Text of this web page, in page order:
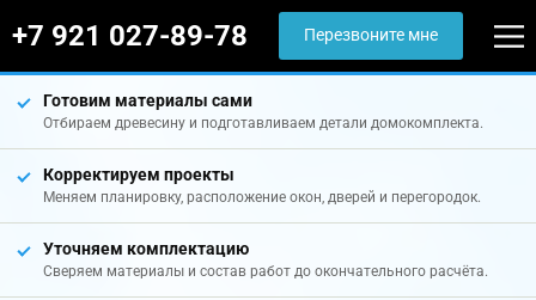
+7 921 027-89-78 Перезвоните мне
Готовим материалы сами
Отбираем древесину и подготавливаем детали домокомплекта.
Корректируем проекты
Меняем планировку, расположение окон, дверей и перегородок.
Уточняем комплектацию
Сверяем материалы и состав работ до окончательного расчёта.